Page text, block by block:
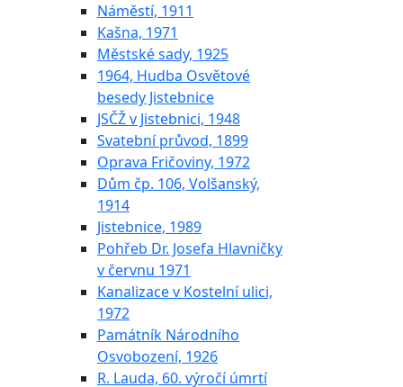
Náměstí, 1911
Kašna, 1971
Městské sady, 1925
1964, Hudba Osvětové
besedy Jistebnice
JSČŽ v Jistebnici, 1948
Svatební průvod, 1899
Oprava Fričoviny, 1972
Dům čp. 106, Volšanský,
1914
Jistebnice, 1989
Pohřeb Dr. Josefa Hlavničky
v červnu 1971
Kanalizace v Kostelní ulici,
1972
Památník Národního
Osvobození, 1926
R. Lauda, 60. výročí úmrtí